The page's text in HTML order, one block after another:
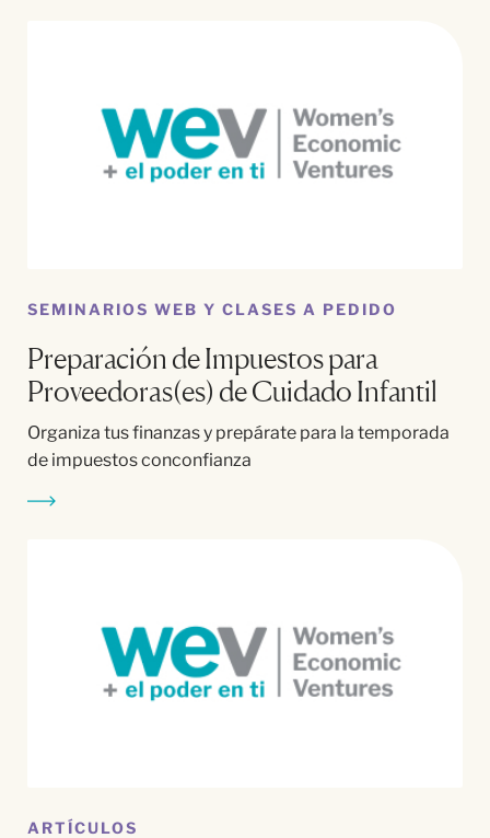
SEMINARIOS WEB Y CLASES A PEDIDO
Preparación de Impuestos para
Proveedoras(es) de Cuidado Infantil
Organiza tus finanzas y prepárate para la temporada
de impuestos conconfianza
ARTÍCULOS